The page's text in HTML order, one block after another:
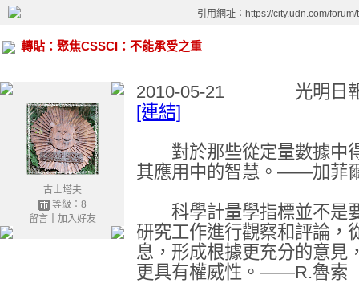
引用網址：https://city.udn.com/
轉貼：聚焦CSSCI：不能承受之重
古士塔夫
等級：8
留言｜ 加入好友
2010-05-21 光明日
[連結]
對於那些從定量數據中
其應用中的智慧。——加菲
科學計量學指標並不是
研究工作進行觀察和評論，
息，形成根據更充分的意見
更具有權威性。——R.魯索